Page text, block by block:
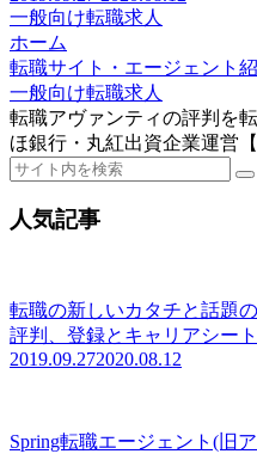
一般向け転職求人
ホーム
転職サイト・エージェント
一般向け転職求人
転職アヴァンティの評判を
ほ銀行・丸紅出資企業運営【
人気記事
転職の新しいカタチと話題
評判、登録とキャリアシー
2019.09.272020.08.12
Spring転職エージェント(旧